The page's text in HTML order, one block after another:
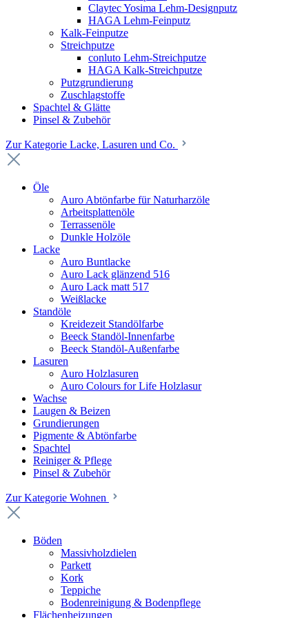
Claytec Yosima Lehm-Designputz
HAGA Lehm-Feinputz
Kalk-Feinputze
Streichputze
conluto Lehm-Streichputze
HAGA Kalk-Streichputze
Putzgrundierung
Zuschlagstoffe
Spachtel & Glätte
Pinsel & Zubehör
Zur Kategorie Lacke, Lasuren und Co.
Öle
Auro Abtönfarbe für Naturharzöle
Arbeitsplattenöle
Terrassenöle
Dunkle Holzöle
Lacke
Auro Buntlacke
Auro Lack glänzend 516
Auro Lack matt 517
Weißlacke
Standöle
Kreidezeit Standölfarbe
Beeck Standöl-Innenfarbe
Beeck Standöl-Außenfarbe
Lasuren
Auro Holzlasuren
Auro Colours for Life Holzlasur
Wachse
Laugen & Beizen
Grundierungen
Pigmente & Abtönfarbe
Spachtel
Reiniger & Pflege
Pinsel & Zubehör
Zur Kategorie Wohnen
Böden
Massivholzdielen
Parkett
Kork
Teppiche
Bodenreinigung & Bodenpflege
Flächenheizungen